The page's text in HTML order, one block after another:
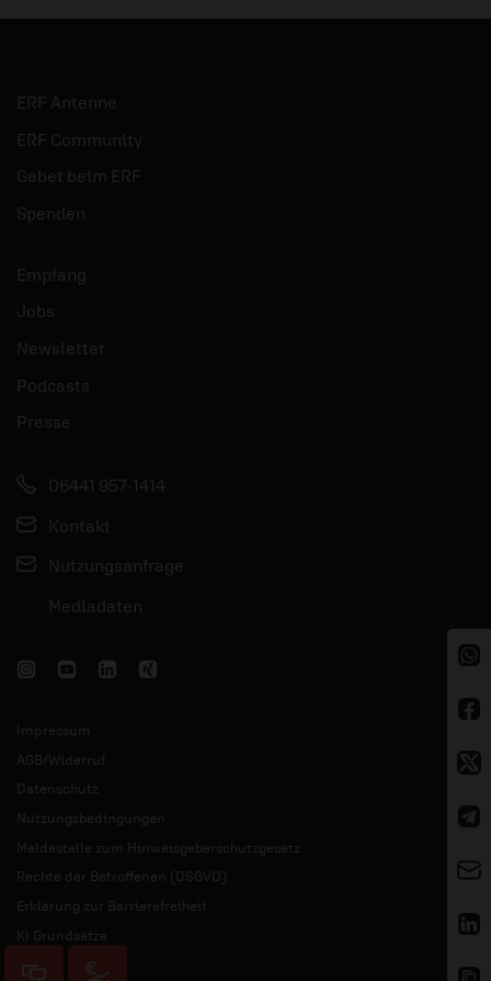
ERF Antenne
ERF Community
Gebet beim ERF
Spenden
Empfang
Jobs
Newsletter
Podcasts
Presse
06441 957-1414
Kontakt
Nutzungsanfrage
Mediadaten
Impressum
AGB/Widerruf
Datenschutz
Nutzungsbedingungen
Meldestelle zum Hinweisgeberschutzgesetz
Rechte der Betroffenen (DSGVO)
Erklärung zur Barrierefreiheit
KI Grundsätze